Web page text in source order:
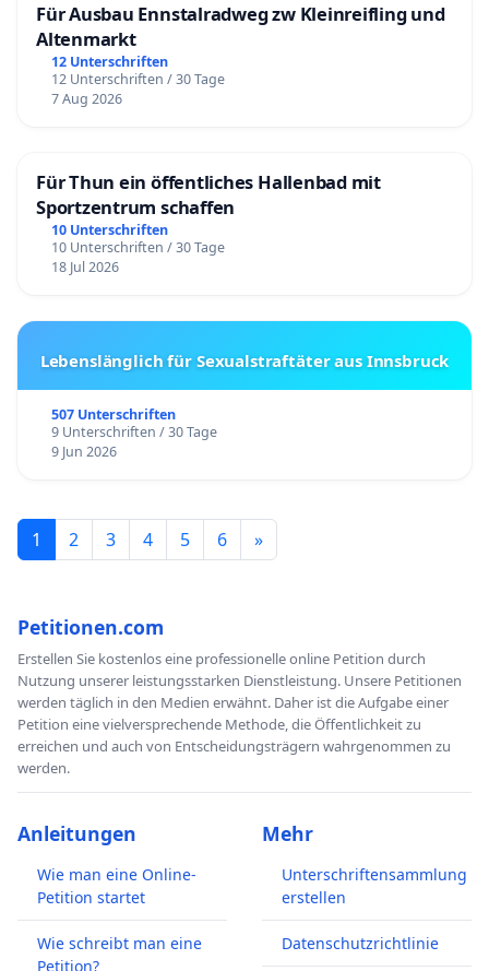
Für Ausbau Ennstalradweg zw Kleinreifling und
Altenmarkt
12 Unterschriften
12 Unterschriften / 30 Tage
7 Aug 2026
Für Thun ein öffentliches Hallenbad mit
Sportzentrum schaffen
10 Unterschriften
10 Unterschriften / 30 Tage
18 Jul 2026
Lebenslänglich für Sexualstraftäter aus Innsbruck
507 Unterschriften
9 Unterschriften / 30 Tage
9 Jun 2026
1 2 3 4 5 6 »
Petitionen.com
Erstellen Sie kostenlos eine professionelle online Petition durch
Nutzung unserer leistungsstarken Dienstleistung. Unsere Petitionen
werden täglich in den Medien erwähnt. Daher ist die Aufgabe einer
Petition eine vielversprechende Methode, die Öffentlichkeit zu
erreichen und auch von Entscheidungsträgern wahrgenommen zu
werden.
Anleitungen
Wie man eine Online-
Petition startet
Wie schreibt man eine
Petition?
Mehr
Unterschriftensammlung
erstellen
Datenschutzrichtlinie